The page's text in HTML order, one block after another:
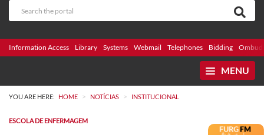
Information Access Library Systems Webmail Telephones Bidding
MENU
YOU ARE HERE: HOME > NOTÍCIAS > INSTITUCIONAL
ESCOLA DE ENFERMAGEM